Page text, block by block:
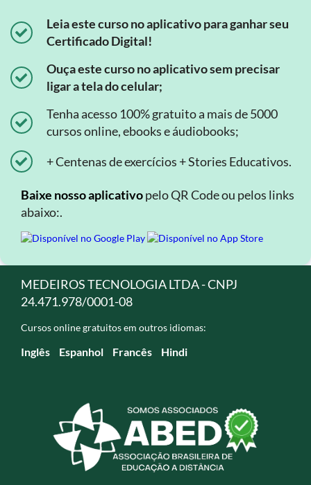
Leia este curso no aplicativo para ganhar seu
Certificado Digital!
Ouça este curso no aplicativo sem precisar
ligar a tela do celular;
Tenha acesso 100% gratuito a mais de 5000
cursos online, ebooks e áudiobooks;
+ Centenas de exercícios + Stories Educativos.
Baixe nosso aplicativopelo QR Code ou pelos links
abaixo:.
MEDEIROS TECNOLOGIA LTDA - CNPJ
24.471.978/0001-08
Cursos online gratuitos em outros idiomas:
Inglês Espanhol Francês Hindi